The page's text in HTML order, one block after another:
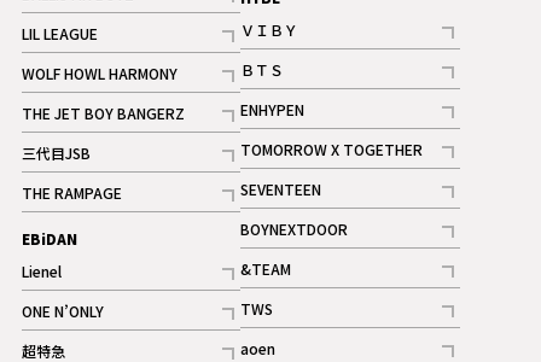
記事
LIL LEAGUE
記事
WOLF HOWL HARMONY
記事
THE JET BOY BANGERZ
記事
三代目JSB
記事
THE RAMPAGE
記事
ギャラリー
EBiDAN
Lienel
記事
ONE N’ONLY
記事
超特急
ＶＩＢＹ
記事
ＢＴＳ
記事
ENHYPEN
記事
TOMORROW X TOGETHER
記事
ギャラリー
SEVENTEEN
記事
BOYNEXTDOOR
記事
&TEAM
記事
TWS
記事
aoen